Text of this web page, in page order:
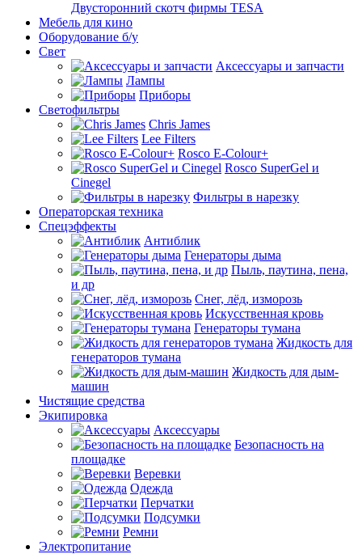
Двусторонний скотч фирмы TESA
Мебель для кино
Оборудование б/у
Свет
Аксессуары и запчасти
Лампы
Приборы
Светофильтры
Chris James
Lee Filters
Rosco E-Colour+
Rosco SuperGel и
Cinegel
Фильтры в нарезку
Операторская техника
Спецэффекты
Антиблик
Генераторы дыма
Пыль, паутина, пена,
и др
Снег, лёд, изморозь
Искусственная кровь
Генераторы тумана
Жидкость для
генераторов тумана
Жидкость для дым-
машин
Чистящие средства
Экипировка
Аксессуары
Безопасность на
площадке
Веревки
Одежда
Перчатки
Подсумки
Ремни
Электропитание